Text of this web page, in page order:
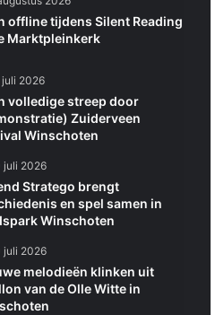
offline tijdens Silent Reading
Marktpleinkerk
juli 2026
volledige streep door
Zuiderveen
Winschoten
juli 2026
Stratego brengt
en spel samen in
Winschoten
juli 2026
melodieën klinken uit
van de Olle Witte in